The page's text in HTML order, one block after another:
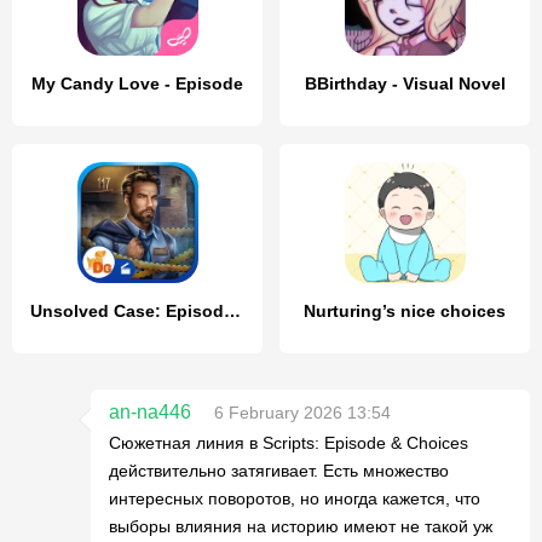
My Candy Love - Episode BBirthday - Visual Novel
Unsolved Case: Episode 1 f2p Nurturing’s nice choices
an-na446
6 February 2026 13:54
Сюжетная линия в Scripts: Episode & Choices
действительно затягивает. Есть множество
интересных поворотов, но иногда кажется, что
выборы влияния на историю имеют не такой уж